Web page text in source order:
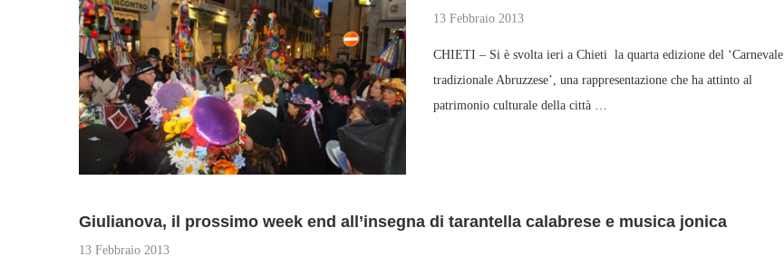
13 Febbraio 2013
CHIETI – Si è svolta ieri a Chieti la quarta edizione del ‘Carnevale
tradizionale Abruzzese’, una rappresentazione che ha attinto al
patrimonio culturale della città …
Giulianova, il prossimo week end all’insegna di tarantella calabrese e musica jonica
13 Febbraio 2013